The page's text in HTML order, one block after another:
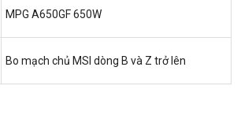
MPG A650GF 650W
Bo mạch chủ MSI dòng B và Z trở lên